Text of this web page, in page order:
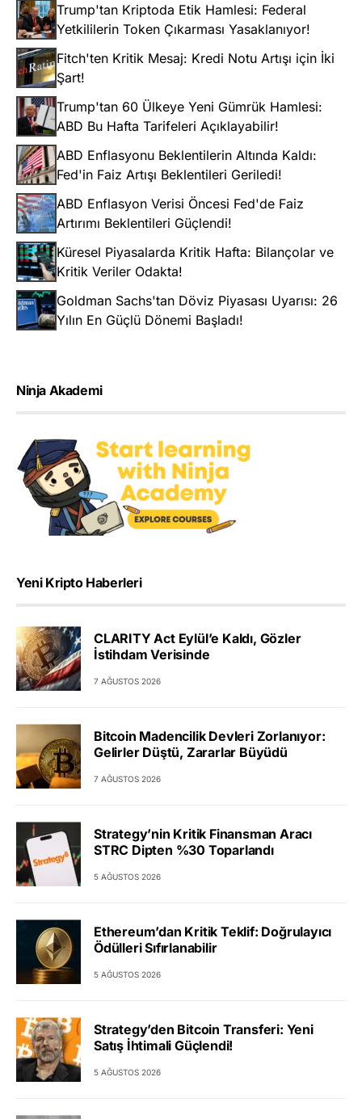
Trump'tan Kriptoda Etik Hamlesi: Federal
Yetkililerin Token Çıkarması Yasaklanıyor!
Fitch'ten Kritik Mesaj: Kredi Notu Artışı için İki
Şart!
Trump'tan 60 Ülkeye Yeni Gümrük Hamlesi:
ABD Bu Hafta Tarifeleri Açıklayabilir!
ABD Enflasyonu Beklentilerin Altında Kaldı:
Fed'in Faiz Artışı Beklentileri Geriledi!
ABD Enflasyon Verisi Öncesi Fed'de Faiz
Artırımı Beklentileri Güçlendi!
Küresel Piyasalarda Kritik Hafta: Bilançolar ve
Kritik Veriler Odakta!
Goldman Sachs'tan Döviz Piyasası Uyarısı: 26
Yılın En Güçlü Dönemi Başladı!
Ninja Akademi
Yeni Kripto Haberleri
CLARITY Act Eylül’e Kaldı, Gözler
İstihdam Verisinde
7 AĞUSTOS 2026
Bitcoin Madencilik Devleri Zorlanıyor:
Gelirler Düştü, Zararlar Büyüdü
7 AĞUSTOS 2026
Strategy’nin Kritik Finansman Aracı
STRC Dipten %30 Toparlandı
5 AĞUSTOS 2026
Ethereum’dan Kritik Teklif: Doğrulayıcı
Ödülleri Sıfırlanabilir
5 AĞUSTOS 2026
Strategy’den Bitcoin Transferi: Yeni
Satış İhtimali Güçlendi!
5 AĞUSTOS 2026